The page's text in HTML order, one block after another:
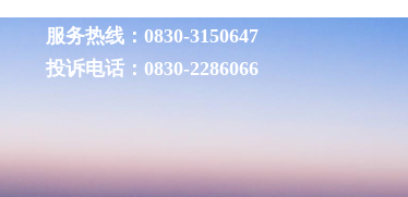
服务热线：0830-3150647
投诉电话：0830-2286066